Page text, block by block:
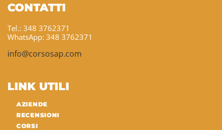
CONTATTI
Tel.: 348 3762371
WhatsApp: 348 3762371
info@corsosap.com
LINK UTILI
AZIENDE
RECENSIONI
CORSI